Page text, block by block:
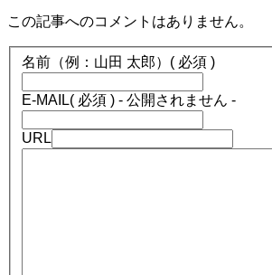
この記事へのコメントはありません。
名前（例：山田 太郎） ( 必須 )
E-MAIL( 必須 ) - 公開されません -
URL